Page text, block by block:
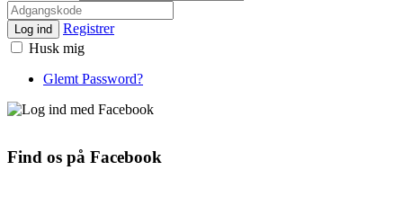
Log ind
Registrer
Husk mig
Glemt Password?
Find os på Facebook